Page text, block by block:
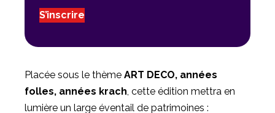
S’inscrire
Placée sous le thème ART DECO, années
folles, années krach, cette édition mettra en
lumière un large éventail de patrimoines :